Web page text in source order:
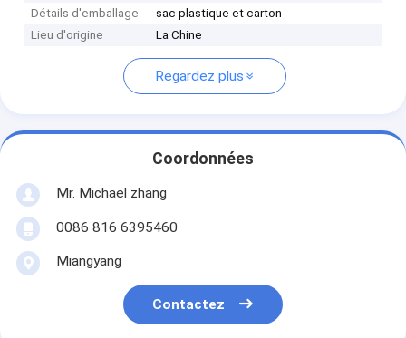
Détails d'emballage
sac plastique et carton
Lieu d'origine
La Chine
Regardez plus
Coordonnées
Mr. Michael zhang
0086 816 6395460
Miangyang
Contactez